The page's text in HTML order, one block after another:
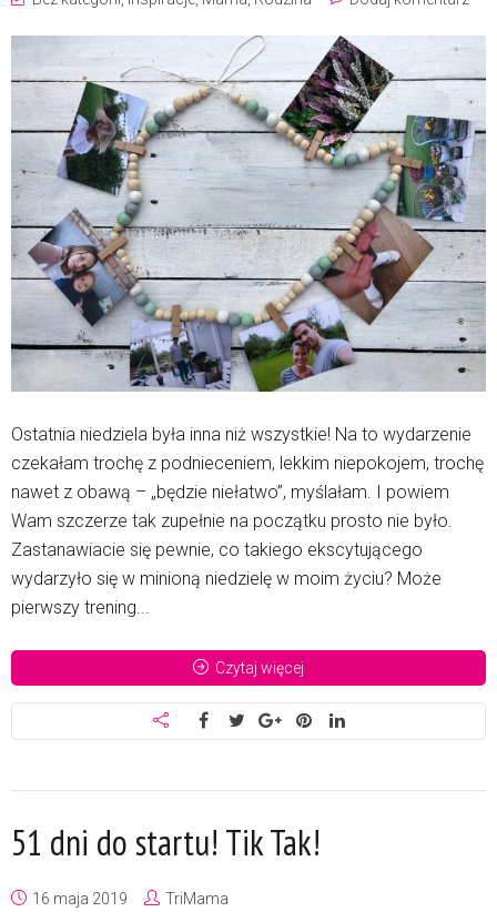
Ostatnia niedziela była inna niż wszystkie! Na to wydarzenie
czekałam trochę z podnieceniem, lekkim niepokojem, trochę
nawet z obawą – „będzie niełatwo”, myślałam. I powiem
Wam szczerze tak zupełnie na początku prosto nie było.
Zastanawiacie się pewnie, co takiego ekscytującego
wydarzyło się w minioną niedzielę w moim życiu? Może
pierwszy trening...
Czytaj więcej
51 dni do startu! Tik Tak!
16 maja 2019 TriMama